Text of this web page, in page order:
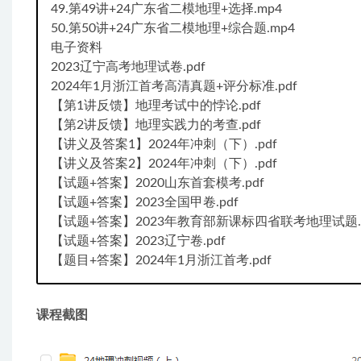
49.第49讲+24广东省二模地理+选择.mp4
50.第50讲+24广东省二模地理+综合题.mp4
电子资料
2023辽宁高考地理试卷.pdf
2024年1月浙江首考高清真题+评分标准.pdf
【第1讲反馈】地理考试中的悖论.pdf
【第2讲反馈】地理实践力的考查.pdf
【讲义及答案1】2024年冲刺（下）.pdf
【讲义及答案2】2024年冲刺（下）.pdf
【试题+答案】2020山东首套模考.pdf
【试题+答案】2023全国甲卷.pdf
【试题+答案】2023年教育部新课标四省联考地理试
【试题+答案】2023辽宁卷.pdf
【题目+答案】2024年1月浙江首考.pdf
课程截图